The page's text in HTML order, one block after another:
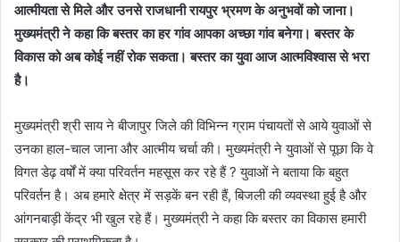
आत्मीयता से मिले और उनसे राजधानी रायपुर भ्रमण के अनुभवों को जाना।
मुख्यमंत्री ने कहा कि बस्तर का हर गांव आपका अच्छा गांव बनेगा। बस्तर के
विकास को अब कोई नहीं रोक सकता। बस्तर का युवा आज आत्मविश्वास से भरा
है।
मुख्यमंत्री श्री साय ने बीजापुर जिले की विभिन्न ग्राम पंचायतों से आये युवाओं से
उनका हाल-चाल जाना और आत्मीय चर्चा की। मुख्यमंत्री ने युवाओं से पूछा कि वे
विगत डेढ़ वर्षों में क्या परिवर्तन महसूस कर रहे हैं ? युवाओं ने बताया कि बहुत
परिवर्तन है। अब हमारे क्षेत्र में सड़कें बन रही हैं, बिजली की व्यवस्था हुई है और
आंगनबाड़ी केंद्र भी खुल रहे हैं। मुख्यमंत्री ने कहा कि बस्तर का विकास हमारी